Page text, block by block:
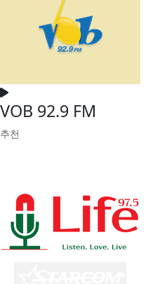
VOB 92.9 FM
추천